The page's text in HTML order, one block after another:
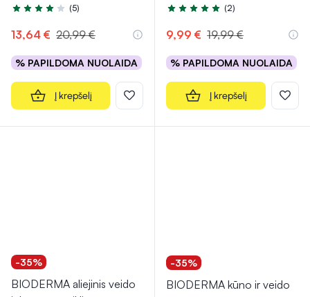
Įvertinimas 4.2 iš 5
(5)
13,64 € 20,99 €
% PAPILDOMA NUOLAIDA
Į krepšelį
Įvertinimas 5.0 iš 5
(2)
9,99 € 19,99 €
% PAPILDOMA NUOLAIDA
Į krepšelį
-35%
BIODERMA aliejinis veido
-35%
BIODERMA kūno ir veido